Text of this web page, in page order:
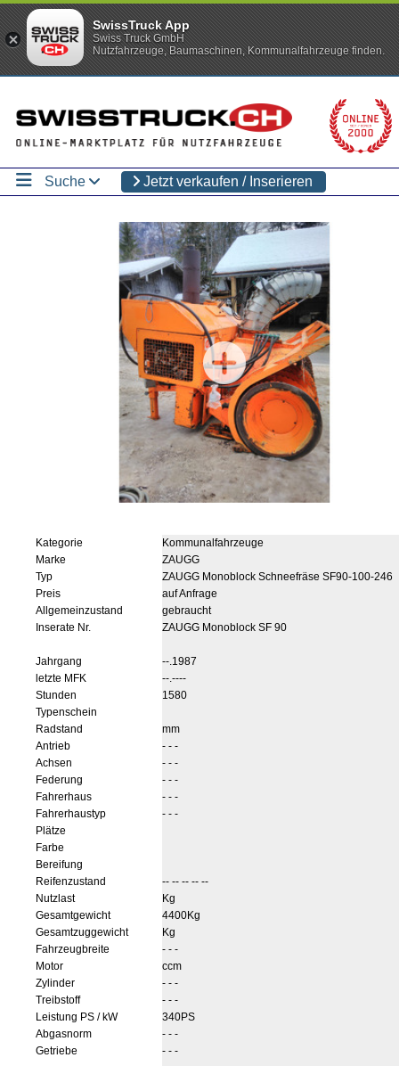
Suche Jetzt verkaufen / Inserieren
Kategorie
Kommunalfahrzeuge
Marke
ZAUGG
Typ
ZAUGG Monoblock Schneefräse SF90-100-246
Preis
auf Anfrage
Allgemeinzustand
gebraucht
Inserate Nr.
ZAUGG Monoblock SF 90
Jahrgang
--.1987
letzte MFK
--.----
Stunden
1580
Typenschein
Radstand
mm
Antrieb
- - -
Achsen
- - -
Federung
- - -
Fahrerhaus
- - -
Fahrerhaustyp
- - -
Plätze
Farbe
Bereifung
Reifenzustand
-- -- -- -- --
Nutzlast
Kg
Gesamtgewicht
4400Kg
Gesamtzuggewicht
Kg
Fahrzeugbreite
- - -
Motor
ccm
Zylinder
- - -
Treibstoff
- - -
Leistung PS / kW
340PS
Abgasnorm
- - -
Getriebe
- - -
SwissTruck App
Swiss Truck GmbH
Nutzfahrzeuge, Baumaschinen, Kommunalfahrzeuge finden.